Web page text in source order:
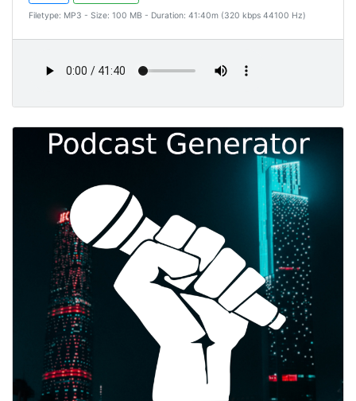
Filetype: MP3 - Size: 100 MB - Duration: 41:40m (320 kbps 44100 Hz)